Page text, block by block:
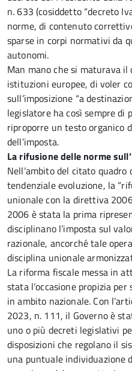
n. 633 (cosiddetto “decreto
norme, di contenuto
sparse in corpi normativi da
autonomi.
Man mano che si maturava
istituzioni europee, di voler
sull’imposizione “a
legislatore ha così sempre di
riproporre un testo organico
dell’imposta.
La rifusione delle norme
Nell’ambito del citato
tendenziale evoluzione, la
unionale con la direttiva
2006 è stata la prima
disciplinano l’imposta sul
razionale, ancorché tale
disciplina unionale
La riforma fiscale messa in
stata l’occasione propizia
in ambito nazionale. Con
2023, n. 111, il Governo è
uno o più decreti legislativi
disposizioni che regolano il
una puntuale individuazione